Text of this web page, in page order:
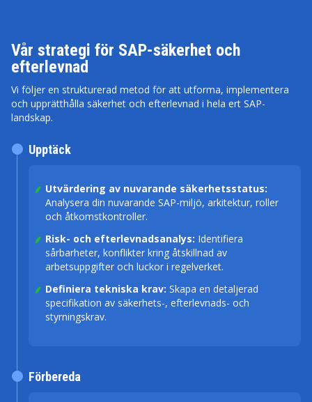
Vår strategi för SAP-säkerhet och
efterlevnad
Vi följer en strukturerad metod för att utforma, implementera
och upprätthålla säkerhet och efterlevnad i hela ert SAP-
landskap.
Utvärdering av nuvarande säkerhetsstatus:
Analysera din nuvarande SAP-miljö, arkitektur, roller
och åtkomstkontroller.
Risk- och efterlevnadsanalys: Identifiera
sårbarheter, konflikter kring åtskillnad av
arbetsuppgifter och luckor i regelverket.
Definiera tekniska krav: Skapa en detaljerad
specifikation av säkerhets-, efterlevnads- och
styrningskrav.
Upptäck
Förbereda